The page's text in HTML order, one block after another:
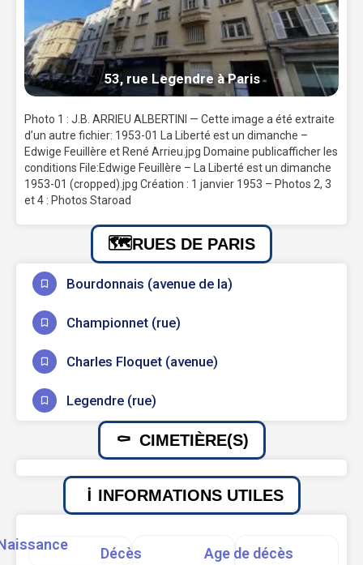
53, rue Legendre à Paris
Photo 1 : J.B. ARRIEU ALBERTINI — Cette image a été extraite
d’un autre fichier: 1953-01 La Liberté est un dimanche –
Edwige Feuillère et René Arrieu.jpg Domaine publicafficher les
conditions File:Edwige Feuillère – La Liberté est un dimanche
1953-01 (cropped).jpg Création : 1 janvier 1953 – Photos 2, 3
et 4 : Photos Staroad
RUES DE PARIS
Bourdonnais (avenue de la)
Championnet (rue)
Charles Floquet (avenue)
Legendre (rue)
CIMETIÈRE(S)
INFORMATIONS UTILES
Décès Age de décès